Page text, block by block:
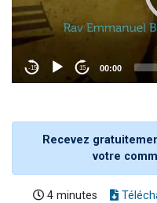
Recevez
votre
4 minutes